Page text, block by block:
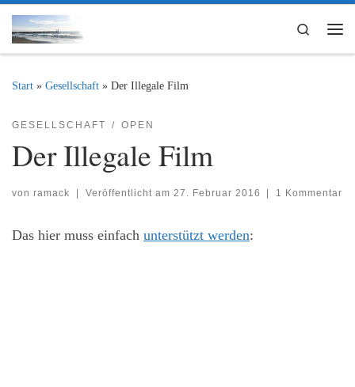
Zum Inhalt springen
Search
Start » Gesellschaft » Der Illegale Film
GESELLSCHAFT OPEN
Der Illegale Film
von ramack | Veröffentlicht am 27. Februar 2016 | 1 Kommentar
Das hier muss einfach unterstützt werden: